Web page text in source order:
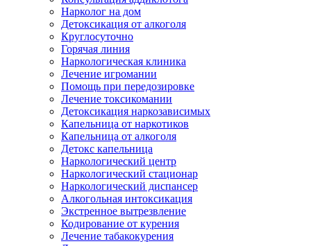
Нарколог на дом
Детоксикация от алкоголя
Круглосуточно
Горячая линия
Наркологическая клиника
Лечение игромании
Помощь при передозировке
Лечение токсикомании
Детоксикация наркозависимых
Капельница от наркотиков
Капельница от алкоголя
Детокс капельница
Наркологический центр
Наркологический стационар
Наркологический диспансер
Алкогольная интоксикация
Экстренное вытрезвление
Кодирование от курения
Лечение табакокурения